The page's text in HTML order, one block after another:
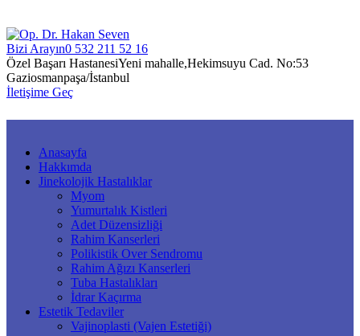
Bizi Arayın0 532 211 52 16
Özel Başarı HastanesiYeni mahalle,Hekimsuyu Cad. No:53
Gaziosmanpaşa/İstanbul
İletişime Geç
Anasayfa
Hakkımda
Jinekolojik Hastalıklar
Myom
Yumurtalık Kistleri
Adet Düzensizliği
Rahim Kanserleri
Polikistik Over Sendromu
Rahim Ağızı Kanserleri
Tuba Hastalıkları
İdrar Kaçırma
Estetik Tedaviler
Vajinoplasti (Vajen Estetiği)